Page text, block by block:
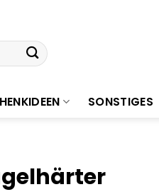
SONSTIGES